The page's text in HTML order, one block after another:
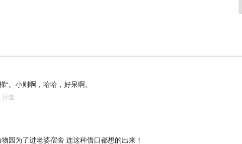
“。小则啊，哈哈，好呆啊。
回复
园为了进老婆宿舍 连这种借口都想的出来！